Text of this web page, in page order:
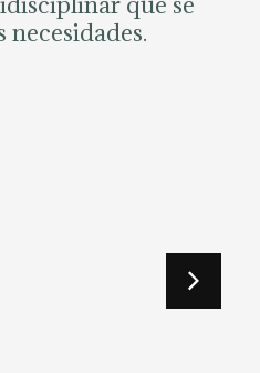
necesidades.